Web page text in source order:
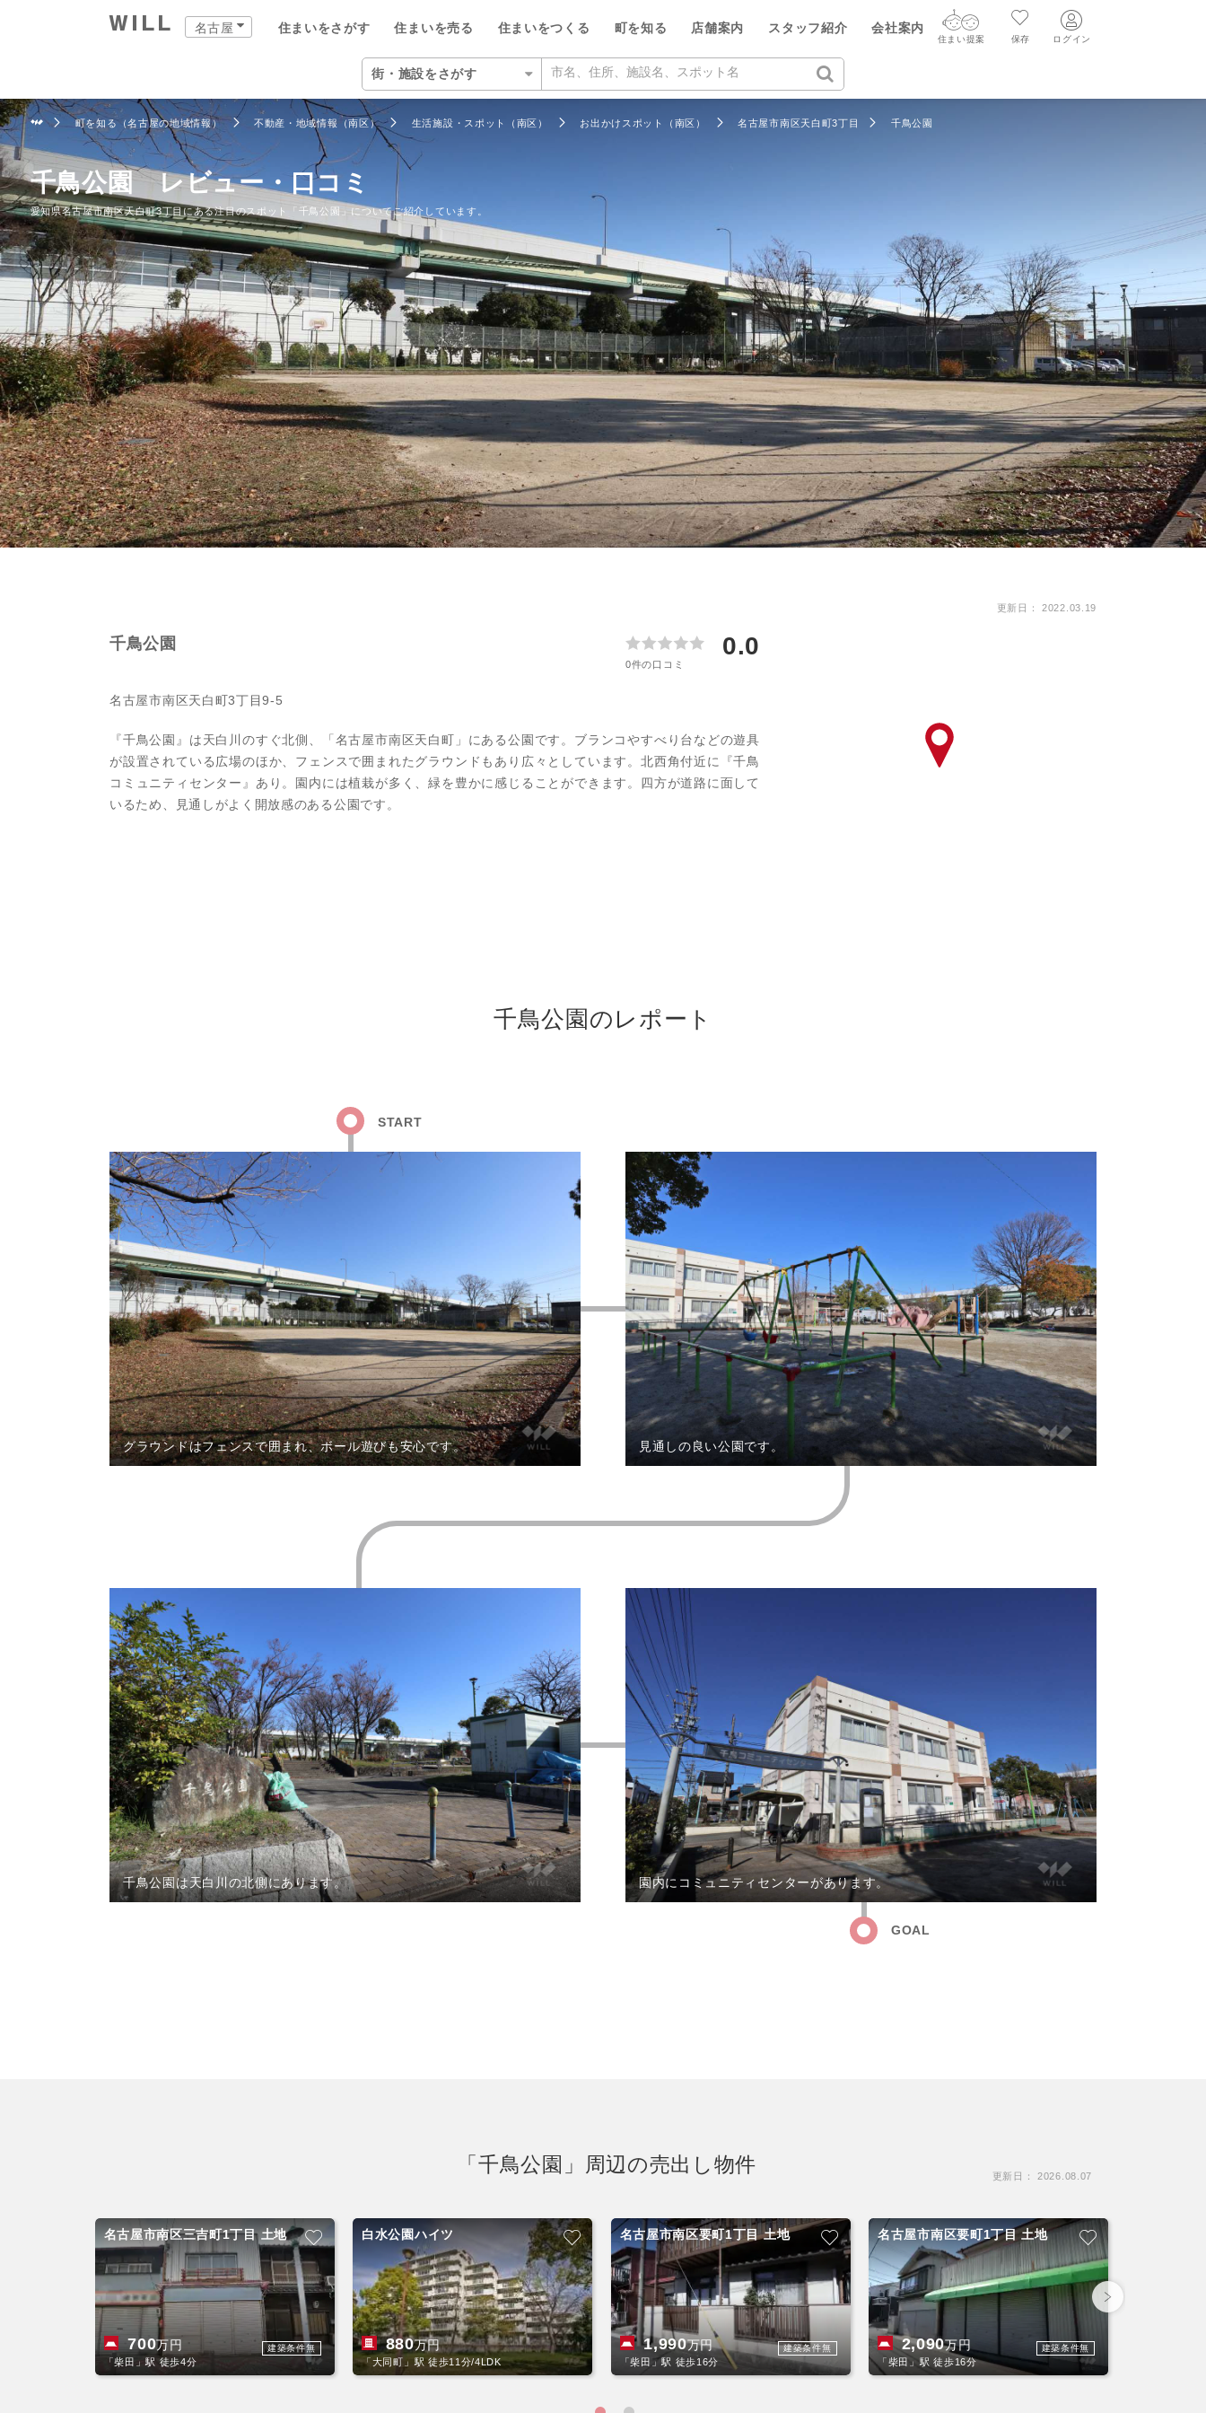
名古屋 住まいをさがす 住まいを売る 住まいをつくる 町を知る 店舗案内 スタッフ紹介 会社案内
ログイン
保存
住まい提案
街・施設をさがす
住まいをさがす
自宅の相場をみる
住まい事例をさがす
街・施設をさがす
営業所をさがす
スタッフをさがす
新規会員登録
AIウィルくんの提案
不動産エージェントの提案
価格査定を依頼する
相場データを依頼する
ログイン
住まいをさがす（名古屋） TOP
物件を検索する
住所からさがす
沿線・駅からさがす
学校区からさがす
特徴からさがす
投資用物件をさがす
新着物件をさがす
価格変更物件をさがす
設備からさがす
シンプル検索
AIでさがす
新着物件お知らせメール
相場データ提供サービス
買替えシミュレーション
買替え成功のポイント
不動産相場価格推定システム
購入時・購入後のサポート
不動産用語
住まいをさがすときに役立つ読みもの
住まいを売る（名古屋） TOP
相場と買いたい人を調べる
ウィルが選ばれる5つの理由
仲介手数料が最大半額
買いたい人が集まる3つの理由
住まいの魅力を引き出す宣伝力
チームで売却をサポート
建物の検査と保証サービス
価格査定サービス
AI査定＋チャット相談
相場データ提供サービス
買替えシミュレーション
お客さまの声（売却）
売主さま向けのサービス
割引サービスの案内
住まいを売るときに役立つ読みもの
売却依頼時の契約の種類
売却成功のコツ
買替え成功のポイント
不動産の売却Q&A
マンガで分かる住まいの売却
ピッタリ売却スタイル診断
売却に関する問合せ
中古×リフォーム
中古×リフォーム（名古屋） TOP
リフォーム事例集
中古×リフォームとは
ウィルが選ばれる理由
チームワークで住まい作りをサポート
リフォーム一体型住宅ローン
工事の様子を共有するイエナカログ
安心の自社施工・自社管理体制
ウィルの中古×リフォームの本
知っておきたいトラブル
購入時・購入後のサポート
リフォームするときに役立つ読みもの
町を知る（名古屋） TOP
愛知県
名古屋市千種区
名古屋市名東区
名古屋市中区
名古屋市昭和区
名古屋市東区
名古屋市守山区
名古屋市北区
名古屋市瑞穂区
名古屋市天白区
名古屋市中村区
名古屋の店舗一覧 TOP
愛知県
覚王山営業所
藤が丘営業所
御器所営業所
久屋大通営業所
新瑞橋営業所
大曽根営業所
ウィルグループの全スタッフ TOP
住まい・暮らしのサポート
ウィルのスタッフ
ウィル空間デザインのスタッフ
ウィルフィナンシャルコミュニケーシ
ョンズのスタッフ
企業情報
企業情報 TOP
会社概要
トップメッセージ
歴史・沿革
組織図
開発分譲実績
本社へのアクセス
採用情報
CSR活動
ウィルのストーリー
事業紹介
事業紹介 TOP
ワンストップサービス
不動産流通事業
リフォーム・リノベーション事業
開発分譲事業
ファイナンシャルプランニング事業
家具事業
賃貸事業
広告代理・クリエイティブ事業
コンサルティング事業
IRニュース
投資家の皆様へ
決算発表
IRカレンダー
IRライブラリー
電子公告
株式関連情報
会社見学会
IRに関する問合せ
町を知る（名古屋の地域情報） 不動産・地域情報（南区） 生活施設・スポット（南区） お出かけスポット（南区） 名古屋市南区天白町3丁目 千鳥公園
千鳥公園 レビュー・口コミ
愛知県名古屋市南区天白町3丁目にある注目のスポット「千鳥公園」についてご紹介しています。
更新日： 2022.03.19
千鳥公園 0.0
0件の口コミ
名古屋市南区天白町3丁目9-5
『千鳥公園』は天白川のすぐ北側、「名古屋市南区天白町」にある公園です。ブランコやすべり台などの遊具
が設置されている広場のほか、フェンスで囲まれたグラウンドもあり広々としています。北西角付近に『千鳥
コミュニティセンター』あり。園内には植栽が多く、緑を豊かに感じることができます。四方が道路に面して
いるため、見通しがよく開放感のある公園です。
千鳥公園のレポート
START
グラウンドはフェンスで囲まれ、ボール遊びも安心です。 見通しの良い公園です。
千鳥公園は天白川の北側にあります。 園内にコミュニティセンターがあります。
GOAL
「千鳥公園」周辺の売出し物件 更新日： 2026.08.07
名古屋市南区三吉町1丁目 土地
700万円 建築条件無
「柴田」駅 徒歩4分
白水公園ハイツ
880万円
「大同町」駅 徒歩11分/4LDK
名古屋市南区要町1丁目 土地
1,990万円 建築条件無
「柴田」駅 徒歩16分
名古屋市南区要町1丁目 土地
2,090万円 建築条件無
「柴田」駅 徒歩16分